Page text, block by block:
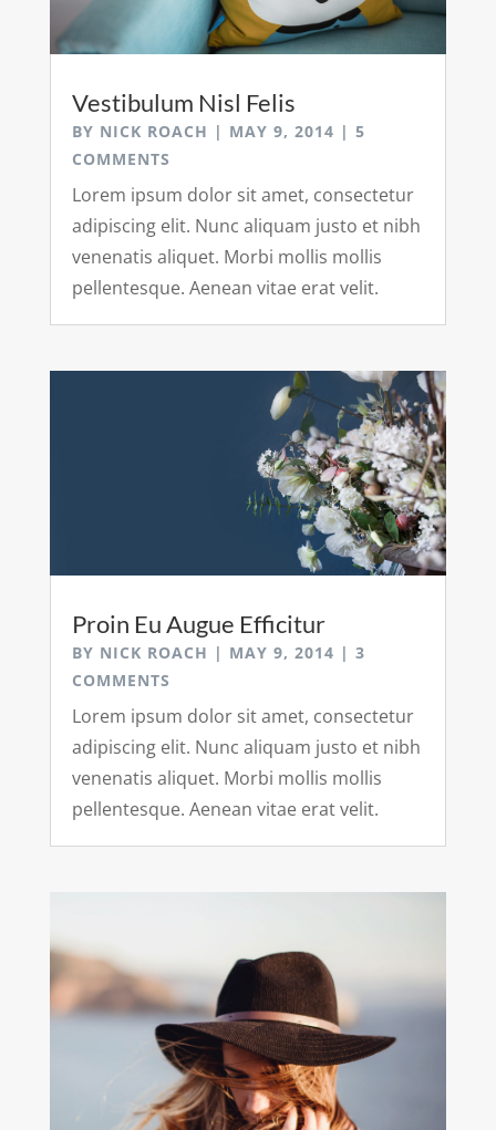
Vestibulum Nisl Felis
BY NICK ROACH | MAY 9, 2014 | 5
COMMENTS
Lorem ipsum dolor sit amet, consectetur
adipiscing elit. Nunc aliquam justo et nibh
venenatis aliquet. Morbi mollis mollis
pellentesque. Aenean vitae erat velit.
Proin Eu Augue Efficitur
BY NICK ROACH | MAY 9, 2014 | 3
COMMENTS
Lorem ipsum dolor sit amet, consectetur
adipiscing elit. Nunc aliquam justo et nibh
venenatis aliquet. Morbi mollis mollis
pellentesque. Aenean vitae erat velit.